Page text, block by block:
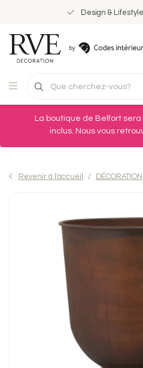
Design &
La boutique de Belfort
inclus. Nous vous
Revenir à l'accueil DÉCORATION